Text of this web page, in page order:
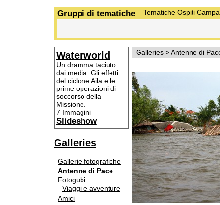
Gruppi di tematiche Tematiche Ospiti
Waterworld
Un dramma taciuto
dai media. Gli effetti
del ciclone Aila e le
prime operazioni di
soccorso della
Missione.
7 Immagini
Slideshow
Galleries
Gallerie fotografiche
Antenne di Pace
Fotogubi
Viaggi e avventure
Amici
Galleries>Antenne di